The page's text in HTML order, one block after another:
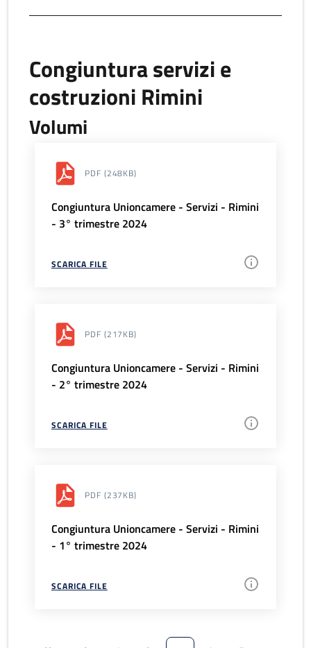
Congiuntura servizi e
costruzioni Rimini
Volumi
PDF (248KB)
Congiuntura Unioncamere - Servizi - Rimini
- 3° trimestre 2024
SCARICA FILE
PDF (217KB)
Congiuntura Unioncamere - Servizi - Rimini
- 2° trimestre 2024
SCARICA FILE
PDF (237KB)
Congiuntura Unioncamere - Servizi - Rimini
- 1° trimestre 2024
SCARICA FILE